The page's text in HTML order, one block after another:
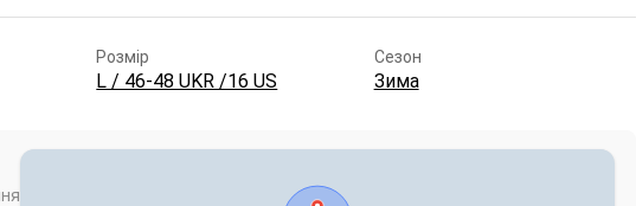
Розмір
L / 46-48 UKR /16 US
Сезон
Зима